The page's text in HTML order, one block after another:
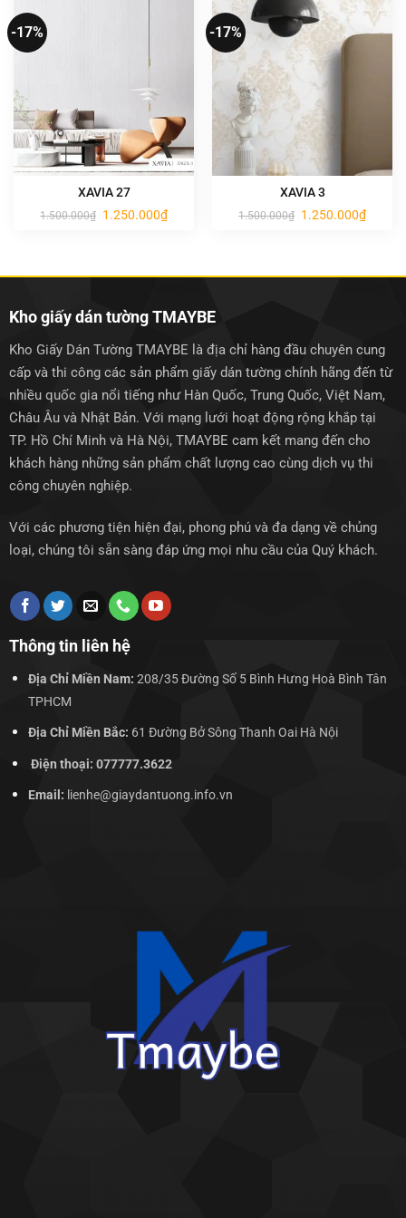
-17%
XAVIA 27
1.500.000₫ Giá
1.250.000₫Giá
hiện
-17%
XAVIA 3
1.500.000₫ Giá
1.250.000₫Giá
hiện
Kho giấy dán tường TMAYBE
Kho Giấy Dán Tường TMAYBE là địa chỉ hàng đầu chuyên cung
cấp và thi công các sản phẩm giấy dán tường chính hãng đến từ
nhiều quốc gia nổi tiếng như Hàn Quốc, Trung Quốc, Việt Nam,
Châu Âu và Nhật Bản. Với mạng lưới hoạt động rộng khắp tại
TP. Hồ Chí Minh và Hà Nội, TMAYBE cam kết mang đến cho
khách hàng những sản phẩm chất lượng cao cùng dịch vụ thi
công chuyên nghiệp.
Với các phương tiện hiện đại, phong phú và đa dạng về chủng
loại, chúng tôi sẵn sàng đáp ứng mọi nhu cầu của Quý khách.
Thông tin liên hệ
Địa Chỉ Miền Nam: 208/35 Đường Số 5 Bình Hưng Hoà Bình Tân
TPHCM
Địa Chỉ Miền Bắc: 61 Đường Bở Sông Thanh Oai Hà Nội
Điện thoại: 077777.3622
Email: lienhe@giaydantuong.info.vn